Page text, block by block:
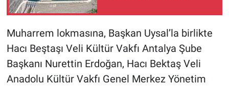
Muharrem lokmasına, Başkan Uysal’la birlikte
Hacı Beştaşı Veli Kültür Vakfı Antalya Şube
Başkanı Nurettin Erdoğan, Hacı Bektaş Veli
Anadolu Kültür Vakfı Genel Merkez Yönetim